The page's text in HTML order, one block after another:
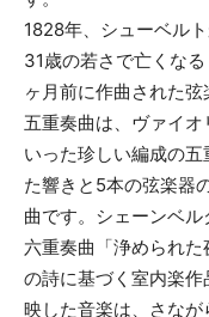
1828年、シューベル
31歳の若さで亡くなる
ヶ月前に作曲された弦
五重奏曲は、ヴァイ
いった珍しい編成の
た響きと5本の弦楽器
曲です。シェーンベ
六重奏曲「浄められ
の詩に基づく室内楽
映した音楽は、さな